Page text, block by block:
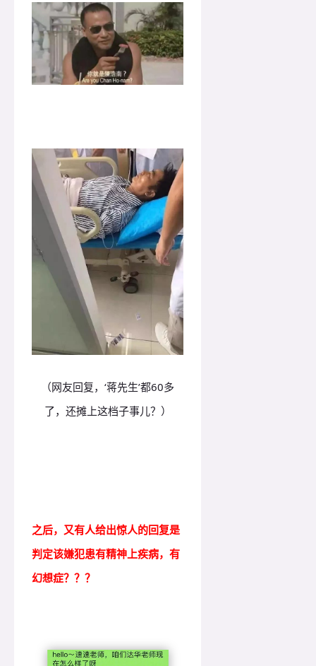
（网友回复，‘蒋先生’都60多
了，还摊上这档子事儿？）
之后，又有人给出惊人的回复是
判定该嫌犯患有精神上疾病，有
幻想症？ ？ ？